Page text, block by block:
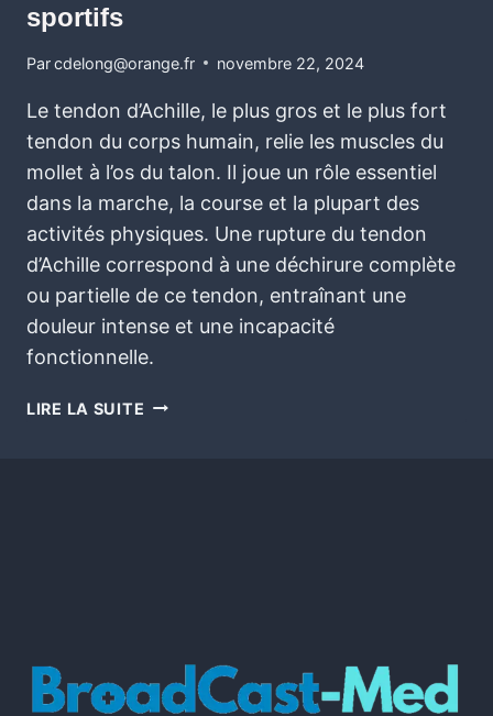
sportifs
Parcdelong@orange.fr novembre 22, 2024
Le tendon d’Achille, le plus gros et le plus fort
tendon du corps humain, relie les muscles du
mollet à l’os du talon. Il joue un rôle essentiel
dans la marche, la course et la plupart des
activités physiques. Une rupture du tendon
d’Achille correspond à une déchirure complète
ou partielle de ce tendon, entraînant une
douleur intense et une incapacité
fonctionnelle.
LIRE LA SUITE